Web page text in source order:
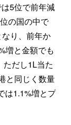
5位で前年減
の国の中で
り、前年か
増と金額でも
だし1L当た
と同じく数量
は1.1%増とプ